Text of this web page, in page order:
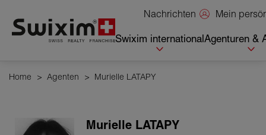
Nachrichten Mein
Swixim internationalAgenturen &
Home > Agenten > Murielle LATAPY
Murielle LATAPY